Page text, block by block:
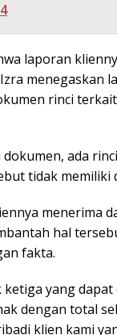
laporan
menegaskan
rinci
ada
tidak memiliki
menerima
hal
fakta.
ketiga yang
dengan total
klien kami